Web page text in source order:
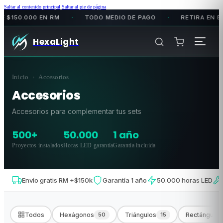
Saltar al contenido principal Saltar al pie de página
EN RM • TODO MEDIO DE PAGO • RETIRA EN
HexaLight
Inicio › Accesorios
Accesorios
Accesorios para complementar tus sets
500+
Proyectos instalados
50.000
Horas LED garantía
1 año
Garantía incluida
Envío gratis RM +$150k Garantía 1 año 50.000 horas LED
Todos Hexágonos 50 Triángulos 15 Rectángulos